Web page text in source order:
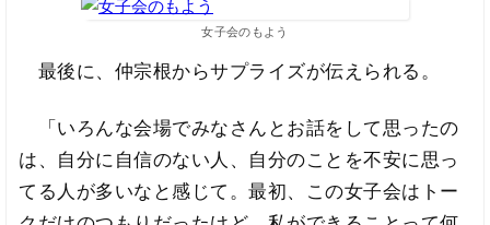
女子会のもよう
最後に、仲宗根からサプライズが伝えられる。
「いろんな会場でみなさんとお話をして思ったの
は、自分に自信のない人、自分のことを不安に思っ
てる人が多いなと感じて。最初、この女子会はトー